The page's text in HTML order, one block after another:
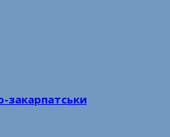
закарпатськи